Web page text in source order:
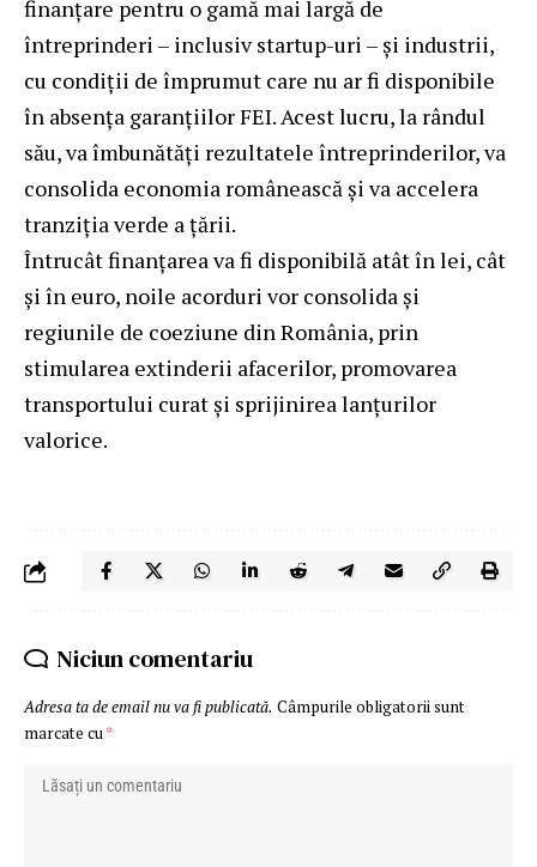
finanțare pentru o gamă mai largă de
întreprinderi – inclusiv startup-uri – și industrii,
cu condiții de împrumut care nu ar fi disponibile
în absența garanțiilor FEI. Acest lucru, la rândul
său, va îmbunătăți rezultatele întreprinderilor, va
consolida economia românească și va accelera
tranziția verde a țării.
Întrucât finanțarea va fi disponibilă atât în lei, cât
și în euro, noile acorduri vor consolida și
regiunile de coeziune din România, prin
stimularea extinderii afacerilor, promovarea
transportului curat și sprijinirea lanțurilor
valorice.
Niciun comentariu
Adresa ta de email nu va fi publicată. Câmpurile obligatorii sunt
marcate cu*